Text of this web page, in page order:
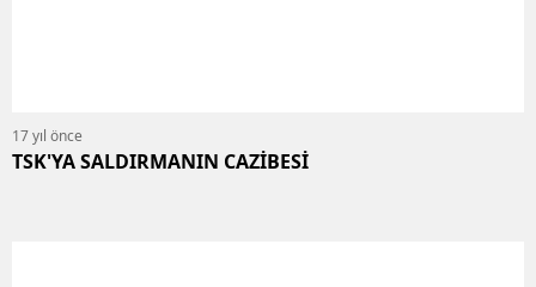
17 yıl önce
TSK'YA SALDIRMANIN CAZİBESİ